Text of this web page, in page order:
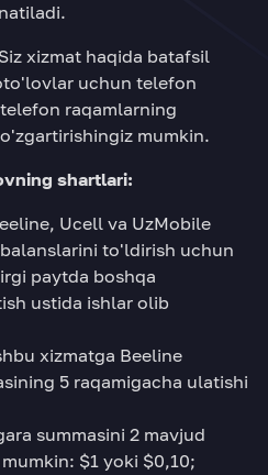
xizmat haqida batafsil
uchun telefon
raqamlarning
mumkin.
shartlari:
Ucell va UzMobile
to'ldirish uchun
paytda boshqa
ustida ishlar olib
xizmatga Beeline
5 raqamigacha ulatishi
summasini 2 mavjud
$1 yoki $0,10;